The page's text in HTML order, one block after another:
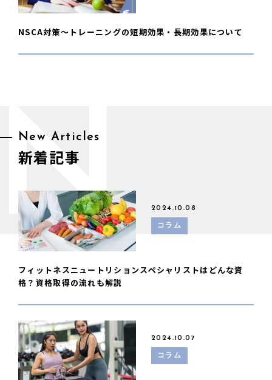
NSCA対策〜トレーニングの短期効果・長期効果について
New Articles
新着記事
2024.10.08
コラム
フィットネスニュートリションスペシャリストはどんな資
格？資格取得の流れも解説
2024.10.07
コラム